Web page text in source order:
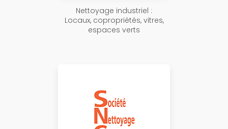
Nettoyage industriel :
Locaux, copropriétés, vitres,
espaces verts